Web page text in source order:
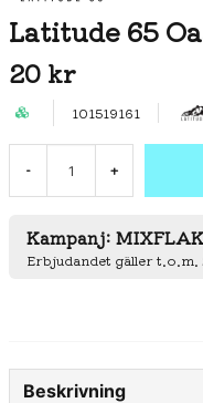
Latitude 65
20 kr
101519161
- +
Kampanj:
Erbjudandet gäller t.o.m.
Beskrivning